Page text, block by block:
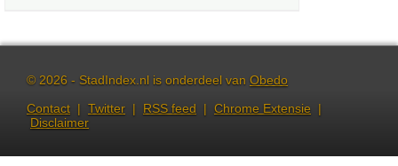
© 2026 - StadIndex.nl is onderdeel van Obedo
Contact | Twitter | RSS feed | Chrome Extensie |
Disclaimer